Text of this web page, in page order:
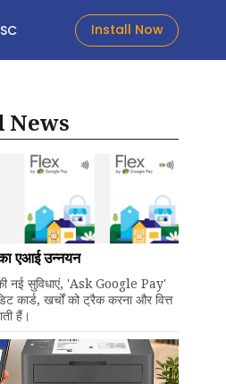
Install Now
News
एआई उन्नयन
नई सुविधाएं, 'Ask Google Pay'
कार्ड, खर्चों को ट्रैक करना और वित्त
हैं।